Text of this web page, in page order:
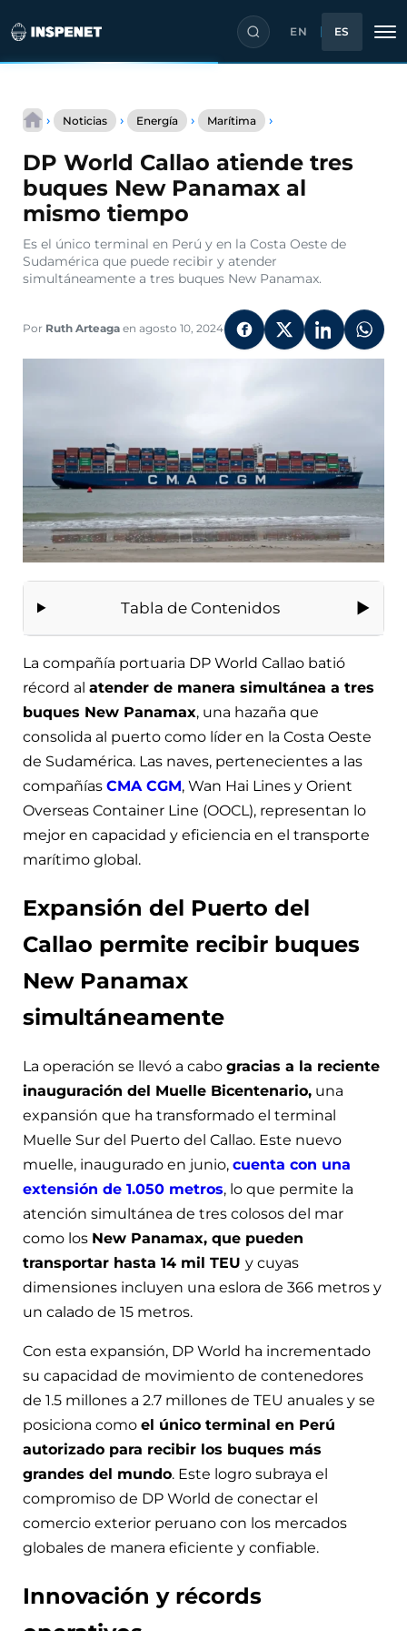
contenido
EN ES
› Noticias › Energía › Marítima ›
atiende
tres
buques
al
mismo
tiempo
DP World Callao atiende tres
buques New Panamax al
mismo tiempo
Es el único terminal en Perú y en la Costa Oeste de
Sudamérica que puede recibir y atender
simultáneamente a tres buques New Panamax.
Por Ruth Arteaga en agosto 10, 2024
Tabla de Contenidos
La compañía portuaria DP World Callao batió
récord al atender de manera simultánea a tres
buques New Panamax, una hazaña que
consolida al puerto como líder en la Costa Oeste
de Sudamérica. Las naves, pertenecientes a las
compañías CMA CGM, Wan Hai Lines y Orient
Overseas Container Line (OOCL), representan lo
mejor en capacidad y eficiencia en el transporte
marítimo global.
Expansión del Puerto del
Callao permite recibir buques
New Panamax
simultáneamente
La operación se llevó a cabo gracias a la reciente
inauguración del Muelle Bicentenario, una
expansión que ha transformado el terminal
Muelle Sur del Puerto del Callao. Este nuevo
muelle, inaugurado en junio, cuenta con una
extensión de 1.050 metros, lo que permite la
atención simultánea de tres colosos del mar
como los New Panamax, que pueden
transportar hasta 14 mil TEU y cuyas
dimensiones incluyen una eslora de 366 metros y
un calado de 15 metros.
Con esta expansión, DP World ha incrementado
su capacidad de movimiento de contenedores
de 1.5 millones a 2.7 millones de TEU anuales y se
posiciona como el único terminal en Perú
autorizado para recibir los buques más
grandes del mundo. Este logro subraya el
compromiso de DP World de conectar el
comercio exterior peruano con los mercados
globales de manera eficiente y confiable.
Innovación y récords